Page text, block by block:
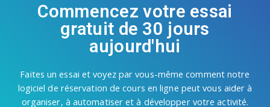
Commencez votre essai
gratuit de 30 jours
aujourd'hui
Faites un essai et voyez par vous-même comment notre
logiciel de réservation de cours en ligne peut vous aider à
organiser, à automatiser et à développer votre activité.